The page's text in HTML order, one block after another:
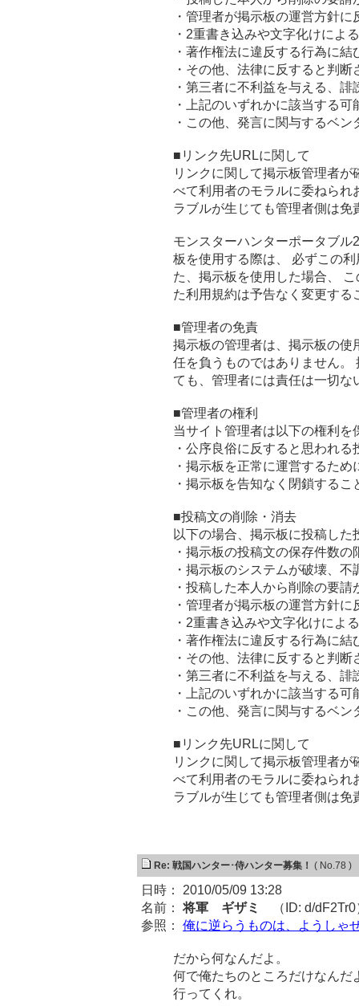
・管理者が掲示板の運営方針
・2重書き込みや文字化けによ
・著作権法に違反する行為に
・その他、法律に反すると判断
・第三者に不利益を与える、
・上記のいずれかに該当する
・この他、発言に関与するベ
■リンク先URLに関して
リンクに関して掲示板管理者
べて利用者のモラルに委ねら
ラブルが生じても管理者側は
モンスターハンターポータブ
板を使用する際は、 必ずこの
た、掲示板を使用した場合、
た利用規約は予告なく変更する
■管理者の免責
掲示板の管理者は、掲示板の
任を負うものではありません
ても、管理者には責任は一切
■管理者の権利
当サイト管理者は以下の権利を
・公序良俗に反すると思われ
・掲示板を正常に運営するた
・掲示板を告知なく閉鎖するこ
■投稿文の削除・消去
以下の場合、掲示板に投稿し
・掲示板の投稿文の保存件数
・掲示板のシステムが破壊、
・投稿した本人から削除の要請
・管理者が掲示板の運営方針
・2重書き込みや文字化けによ
・著作権法に違反する行為に
・その他、法律に反すると判断
・第三者に不利益を与える、
・上記のいずれかに該当する
・この他、発言に関与するベ
■リンク先URLに関して
リンクに関して掲示板管理者
べて利用者のモラルに委ねら
ラブルが生じても管理者側は免
Re: 戦国ハンター･侍ハンター募集！ ( No.78 )
日時： 2010/05/09 13:28
名前：将軍 ギザミ
（ID: d/dF2Tr0
参照： 俺に逆らうものは、ようしゃ
だから何なんだよ。
何で俺たちのところだけなん
行ってくれ。